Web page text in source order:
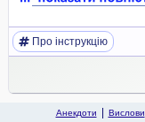
Про інструкцію
Анекдоти Вислови